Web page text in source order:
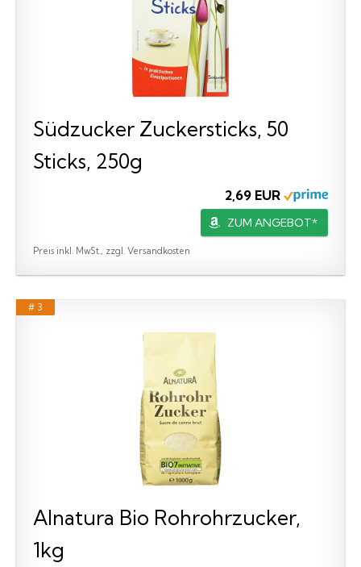
Südzucker Zuckersticks, 50
Sticks, 250g
2,69 EUR
ZUM ANGEBOT*
Preis inkl. MwSt., zzgl. Versandkosten
# 3
Alnatura Bio Rohrohrzucker,
1kg